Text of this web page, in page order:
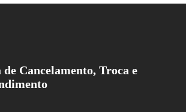
Cancelamento, Troca e